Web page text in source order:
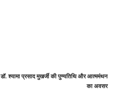
डॉ. श्यामा प्रसाद मुखर्जी की पुण्यतिथि और आत्ममंथन
का अवसर